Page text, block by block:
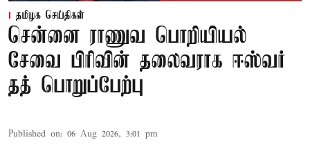
தமிழக செய்திகள்
சென்னை ராணுவ பொறியியல்
சேவை பிரிவின் தலைவராக ஈஸ்வர்
தத் பொறுப்பேற்பு
Published on: 06 Aug 2026, 3:01 pm